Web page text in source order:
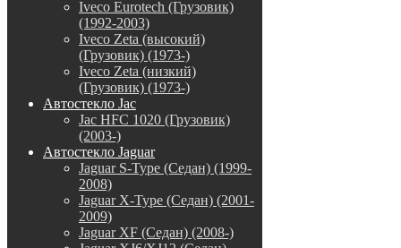
Iveco Eurotech (Грузовик)
(1992-2003)
Iveco Zeta (высокий)
(Грузовик) (1973-)
Iveco Zeta (низкий)
(Грузовик) (1973-)
Автостекло Jac
Jac HFC 1020 (Грузовик)
(2003-)
Автостекло Jaguar
Jaguar S-Type (Седан) (1999-
2008)
Jaguar X-Type (Седан) (2001-
2009)
Jaguar XF (Седан) (2008-)